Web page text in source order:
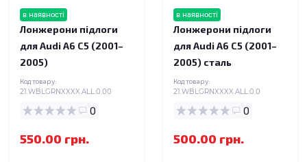
в наявності
Лонжерони підлоги
для Audi A6 C5 (2001–
2005)
Код товару:
21.WBLGRNXXXX.ALL.0.00
0
550.00 грн.
в наявності
Лонжерони підлоги
для Audi A6 C5 (2001–
2005) сталь
Код товару:
21.WBLGRNXXXX.ALL.0.0
0
500.00 грн.